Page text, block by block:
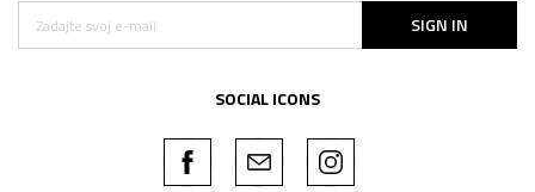
SIGN IN
SOCIAL ICONS